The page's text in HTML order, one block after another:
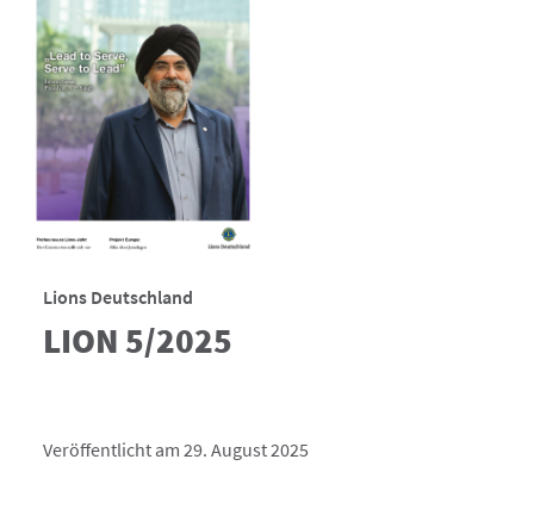
Lions Deutschland
LION 5/2025
Veröffentlicht am 29. August 2025